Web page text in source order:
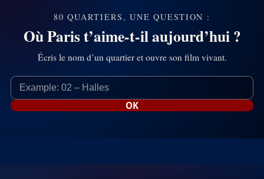
80 QUARTIERS, UNE QUESTION :
Où Paris t’aime-t-il aujourd’hui ?
Écris le nom d’un quartier et ouvre son film vivant.
Neighborhood name
OK